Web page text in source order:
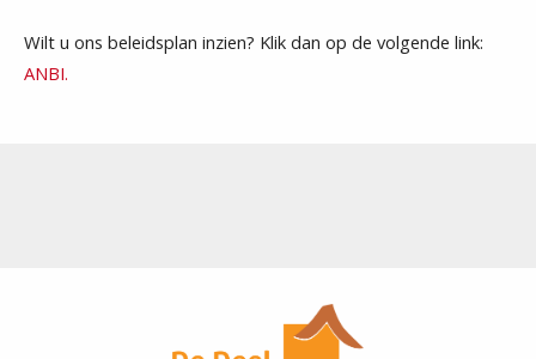
Wilt u ons beleidsplan inzien? Klik dan op de volgende link:
ANBI.